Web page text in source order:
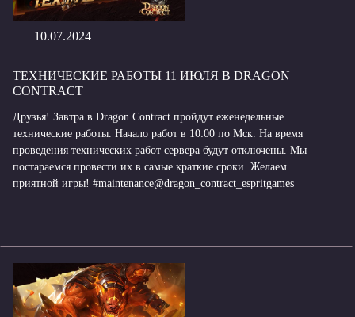
10.07.2024
ТЕХНИЧЕСКИЕ РАБОТЫ 11 ИЮЛЯ В DRAGON
CONTRACT
Друзья! Завтра в Dragon Contract пройдут еженедельные
технические работы. Начало работ в 10:00 по Мск. На время
проведения технических работ сервера будут отключены. Мы
постараемся провести их в самые краткие сроки. Желаем
приятной игры! #maintenance@dragon_contract_espritgames